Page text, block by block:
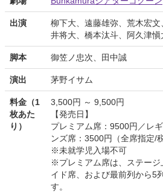
出演
柳下大、遠藤雄弥、荒木宏
井将大、橋本汰斗、阿久津愼
脚本 御笠ノ忠次、田中誠
演出 茅野イサム
料金（1
枚あた
り）
3,500円 ～ 9,500円
【発売日】
プレミアム席：9500円／レ
ンズ席：3500円（全席指定/
※未就学児入場不可
※プレミアム席は、ステー
イド席、および最前列から5
す。